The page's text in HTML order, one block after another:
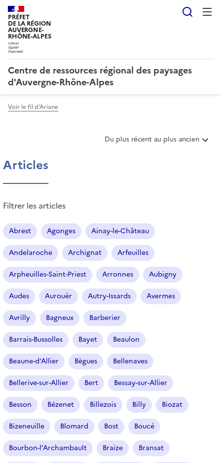
PRÉFET
DE LA RÉGION
AUVERGNE-
RHÔNE-ALPES
Centre de ressources régional des paysages
d'Auvergne-Rhône-Alpes
Voir le fil d'Ariane
T
t
i
c
l
e
s
Du plus récent au plus ancien
Articles
Filtrer les articles
Abrest Agonges Ainay-le-Château
Andelaroche Archignat Arfeuilles
Arpheuilles-Saint-Priest Arronnes Aubigny
Audes Aurouër Autry-Issards Avermes
Avrilly Bagneux Barberier
Barrais-Bussolles Bayet Beaulon
Beaune-d’Allier Bègues Bellenaves
Bellerive-sur-Allier Bert Bessay-sur-Allier
Besson Bézenet Billezois Billy Biozat
Bizeneuille Blomard Bost Boucé
Bourbon-l’Archambault Braize Bransat